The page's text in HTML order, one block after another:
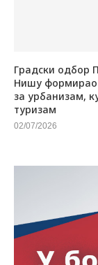
Градски одбор
Нишу
за урбанизам,
туризам
02/07/2026